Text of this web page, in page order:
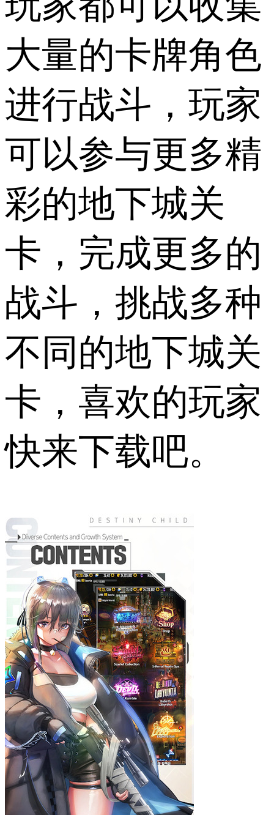
大量的卡牌角色
进行战斗，玩家
可以参与更多精
彩的地下城关
卡，完成更多的
战斗，挑战多种
不同的地下城关
卡，喜欢的玩家
快来下载吧。